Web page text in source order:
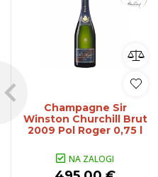
Champagne Sir
Winston Churchill Brut
2009 Pol Roger 0,75 l
NA ZALOGI